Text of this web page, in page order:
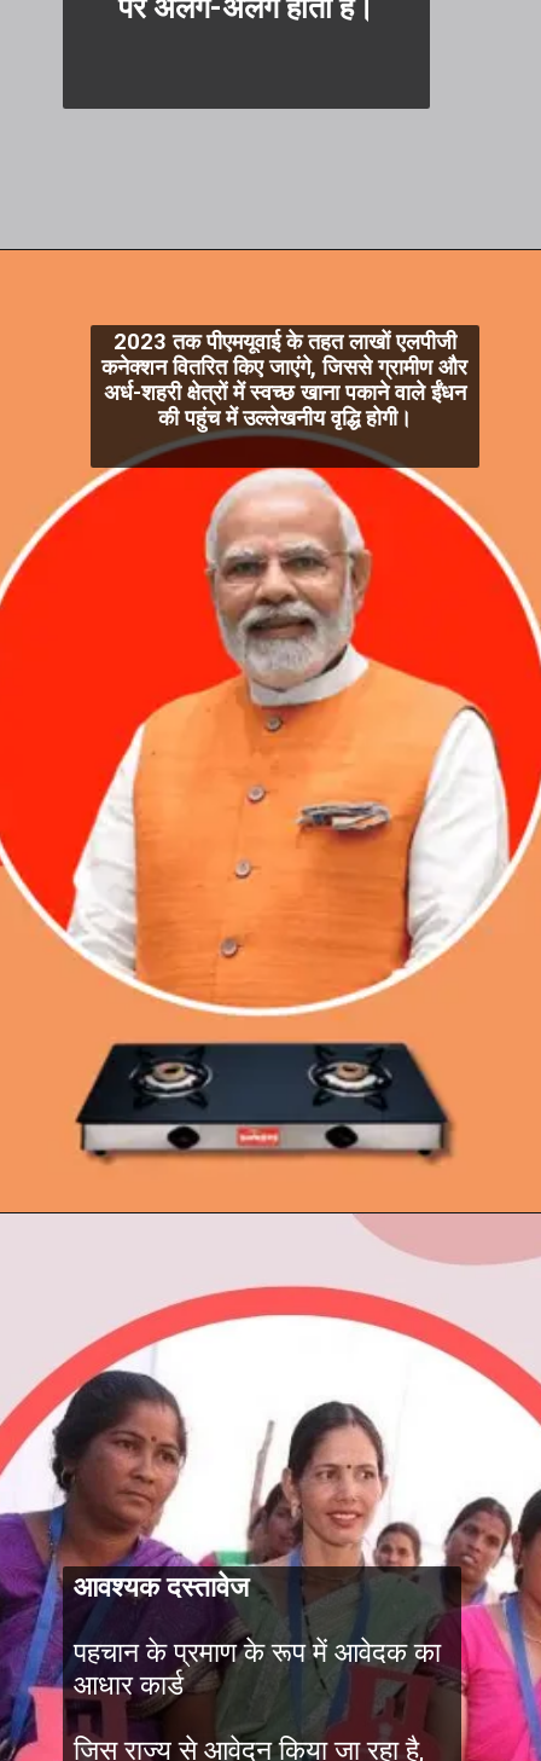
पर अलग-अलग होती है।
2023 तक पीएमयूवाई के तहत लाखों एलपीजी
कनेक्शन वितरित किए जाएंगे, जिससे ग्रामीण और
अर्ध-शहरी क्षेत्रों में स्वच्छ खाना पकाने वाले ईंधन
की पहुंच में उल्लेखनीय वृद्धि होगी।
आवश्यक दस्तावेज
पहचान के प्रमाण के रूप में आवेदक का
आधार कार्ड
जिस राज्य से आवेदन किया जा रहा है,